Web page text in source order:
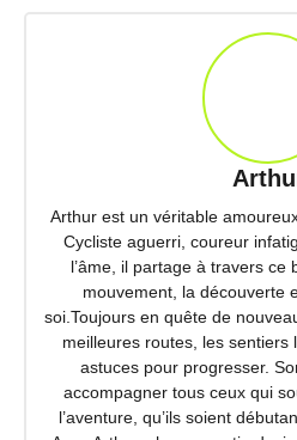
Arthur est un véritable
Cycliste aguerri, coureur
l’âme, il partage à travers ce
mouvement, la découverte
soi.Toujours en quête de
meilleures routes, les sentiers
astuces pour progresser.
accompagner tous ceux qui
l’aventure, qu’ils soient